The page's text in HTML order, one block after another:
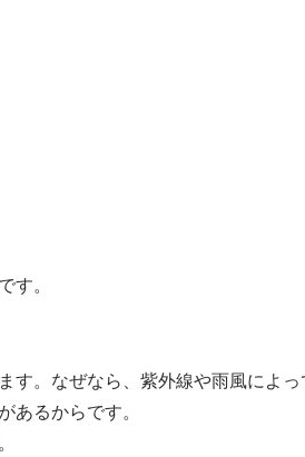
す。
す。なぜなら、紫外線や雨風によっ
あるからです。